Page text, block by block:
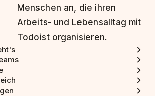
Menschen an, die ihren
Arbeits- und Lebensalltag mit
Todoist organisieren.